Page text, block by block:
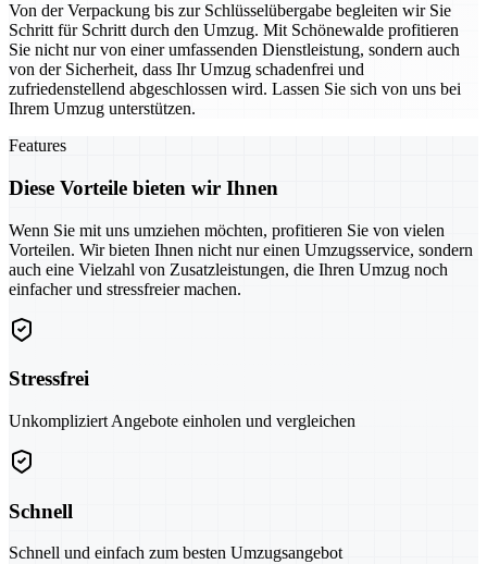
Von der Verpackung bis zur Schlüsselübergabe begleiten wir Sie
Schritt für Schritt durch den Umzug. Mit Schönewalde profitieren
Sie nicht nur von einer umfassenden Dienstleistung, sondern auch
von der Sicherheit, dass Ihr Umzug schadenfrei und
zufriedenstellend abgeschlossen wird. Lassen Sie sich von uns bei
Ihrem Umzug unterstützen.
Features
Diese Vorteile bieten wir Ihnen
Wenn Sie mit uns umziehen möchten, profitieren Sie von vielen
Vorteilen. Wir bieten Ihnen nicht nur einen Umzugsservice, sondern
auch eine Vielzahl von Zusatzleistungen, die Ihren Umzug noch
einfacher und stressfreier machen.
Stressfrei
Unkompliziert Angebote einholen und vergleichen
Schnell
Schnell und einfach zum besten Umzugsangebot